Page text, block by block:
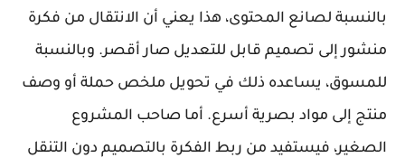
بالنسبة لصانع المحتوى، هذا يعني أن الانتقال من فكرة
منشور إلى تصميم قابل للتعديل صار أقصر. وبالنسبة
للمسوق، يساعده ذلك في تحويل ملخص حملة أو وصف
منتج إلى مواد بصرية أسرع. أما صاحب المشروع
الصغير، فيستفيد من ربط الفكرة بالتصميم دون التنقل